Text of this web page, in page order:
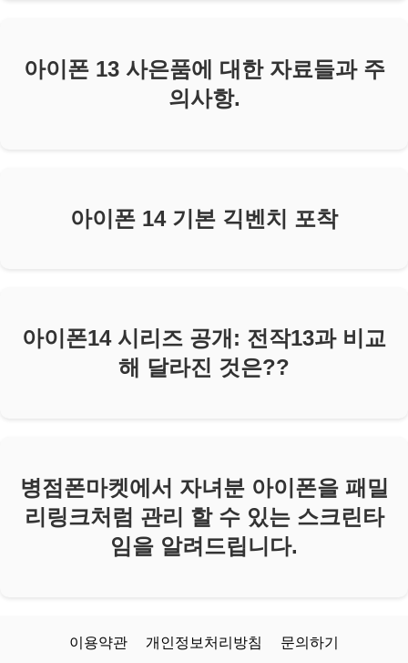
아이폰 13 사은품에 대한 자료들과 주
의사항.
아이폰 14 기본 긱벤치 포착
아이폰14 시리즈 공개: 전작13과 비교
해 달라진 것은??
병점폰마켓에서 자녀분 아이폰을 패밀
리링크처럼 관리 할 수 있는 스크린타
임을 알려드립니다.
이용약관 개인정보처리방침
문의하기